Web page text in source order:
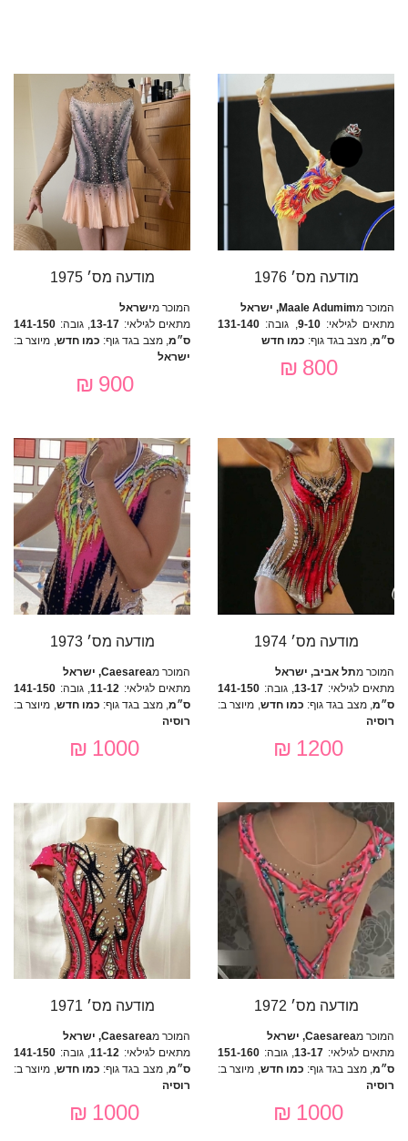
מודעה מס׳ 1976
המוכר מMaale Adumim, ישראל
מתאים לגילאי:9-10, גובה: 131-140
ס״מ, מצב בגד גוף: כמו חדש
800 ₪
מודעה מס׳ 1975
המוכר מישראל
מתאים לגילאי: 13-17, גובה: 141-150
ס״מ, מצב בגד גוף: כמו חדש, מיוצר ב:
ישראל
900 ₪
מודעה מס׳ 1974
המוכר מתל אביב, ישראל
מתאים לגילאי: 13-17, גובה: 141-150
ס״מ, מצב בגד גוף: כמו חדש, מיוצר ב:
רוסיה
1200 ₪
מודעה מס׳ 1973
המוכר מCaesarea, ישראל
מתאים לגילאי: 11-12, גובה: 141-150
ס״מ, מצב בגד גוף: כמו חדש, מיוצר ב:
רוסיה
1000 ₪
מודעה מס׳ 1972
המוכר מCaesarea, ישראל
מתאים לגילאי: 13-17, גובה: 151-160
ס״מ, מצב בגד גוף: כמו חדש, מיוצר ב:
רוסיה
1000 ₪
מודעה מס׳ 1971
המוכר מCaesarea, ישראל
מתאים לגילאי: 11-12, גובה: 141-150
ס״מ, מצב בגד גוף: כמו חדש, מיוצר ב:
רוסיה
1000 ₪